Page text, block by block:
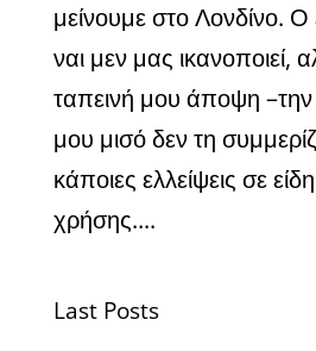
μείνουμε στο Λονδίνο.
ναι μεν μας ικανοποιεί,
ταπεινή μου άποψη
μου μισό δεν τη
κάποιες ελλείψεις σε
χρήσης....
Last Posts